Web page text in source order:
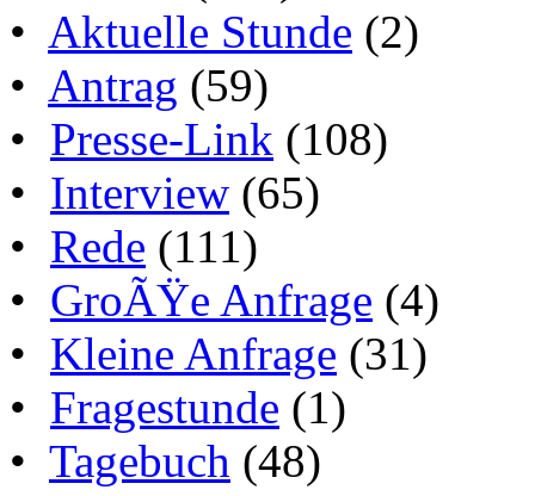
• Aktuelle Stunde (2)
• Antrag (59)
• Presse-Link (108)
• Interview (65)
• Rede (111)
• GroÃŸe Anfrage (4)
• Kleine Anfrage (31)
• Fragestunde (1)
• Tagebuch (48)